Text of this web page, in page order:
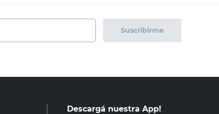
Suscribirme
Descargá nuestra App!